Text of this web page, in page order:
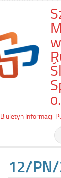
w
Biuletyn Informacji
12/